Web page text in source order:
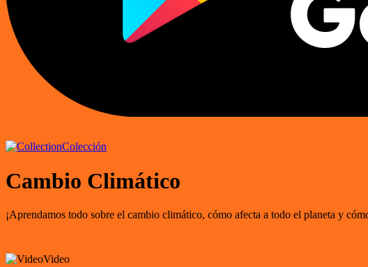
Colección
Cambio Climático
¡Aprendamos todo sobre el cambio climático, cómo afecta a todo el planeta y
Video